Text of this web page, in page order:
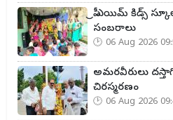
ప్రీ ఎయిమ్ కిడ్స్
సంబరాలు
06 Aug 2026
అమరవీరులు
చిరస్మరణం
06 Aug 2026